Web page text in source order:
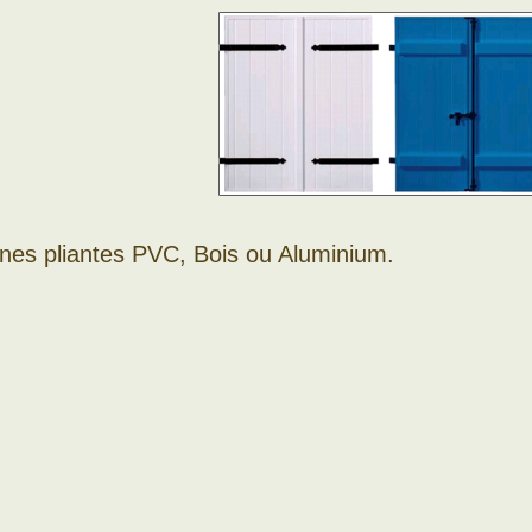
pliantes PVC, Bois ou Aluminium.